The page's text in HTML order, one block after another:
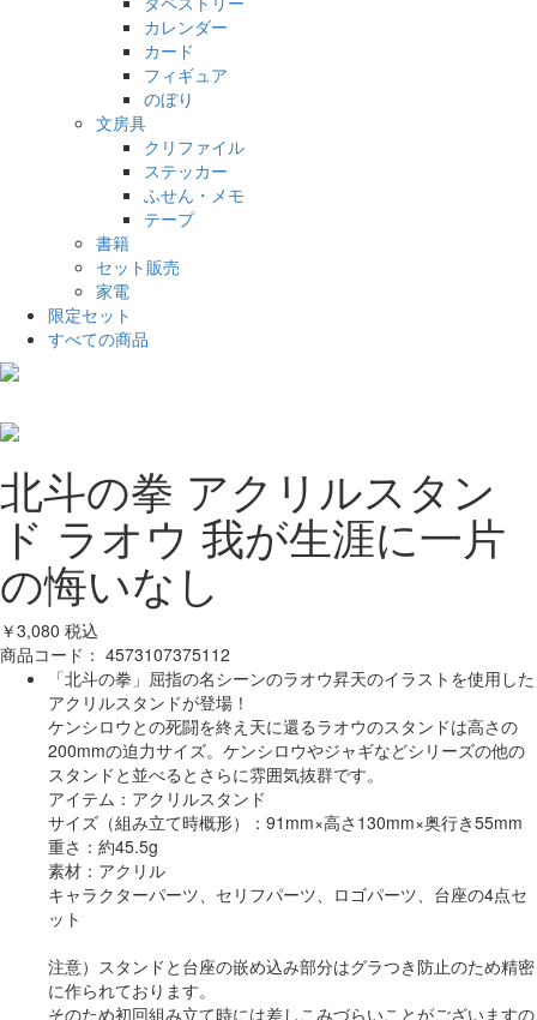
カレンダー
カード
フィギュア
のぼり
文房具
クリファイル
ステッカー
ふせん・メモ
テープ
書籍
セット販売
家電
限定セット
すべての商品
北斗の拳 アクリルスタン
ド ラオウ 我が生涯に一片
の悔いなし
￥3,080 税込
商品コード： 4573107375112
「北斗の拳」屈指の名シーンのラオウ昇天のイラストを使用した
アクリルスタンドが登場！
ケンシロウとの死闘を終え天に還るラオウのスタンドは高さの
200mmの迫力サイズ。ケンシロウやジャギなどシリーズの他の
スタンドと並べるとさらに雰囲気抜群です。
アイテム：アクリルスタンド
サイズ（組み立て時概形）：91mm×高さ130mm×奥行き55mm
重さ：約45.5g
素材：アクリル
キャラクターパーツ、セリフパーツ、ロゴパーツ、台座の4点セ
ット
注意）スタンドと台座の嵌め込み部分はグラつき防止のため精密
に作られております。
そのため初回組み立て時には差しこみづらいことがございますの